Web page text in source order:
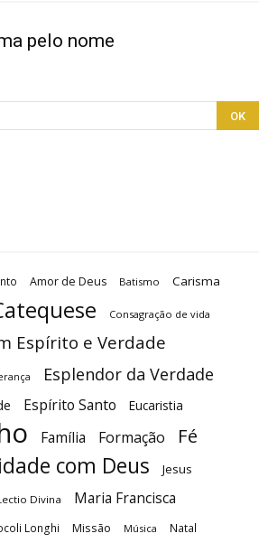
pelo nome
Amor de Deus Batismo Carisma
Consagração de vida
Espírito e Verdade
Esplendor da Verdade
Espírito Santo Eucaristia
Família Formação Fé
com Deus Jesus
Divina Maria Francisca
Longhi Missão Música Natal